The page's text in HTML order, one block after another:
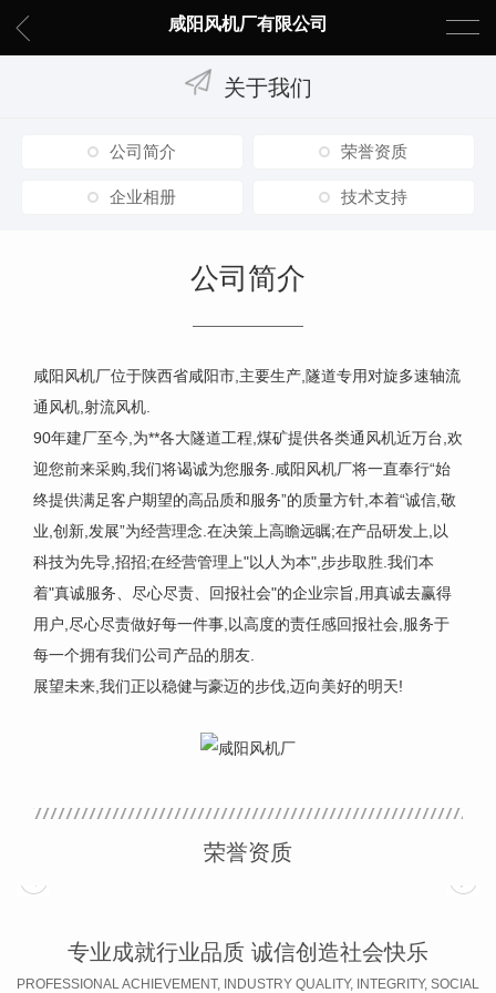
咸阳风机厂有限公司
关于我们
公司简介 荣誉资质
企业相册 技术支持
公司简介
咸阳风机厂位于陕西省咸阳市,主要生产,隧道专用对旋多速轴流
通风机,射流风机.
90年建厂至今,为**各大隧道工程,煤矿提供各类通风机近万台,欢
迎您前来采购,我们将谒诚为您服务.咸阳风机厂将一直奉行“始
终提供满足客户期望的高品质和服务”的质量方针,本着“诚信,敬
业,创新,发展”为经营理念.在决策上高瞻远瞩;在产品研发上,以
科技为先导,招招;在经营管理上"以人为本",步步取胜.我们本
着"真诚服务、尽心尽责、回报社会"的企业宗旨,用真诚去赢得
用户,尽心尽责做好每一件事,以高度的责任感回报社会,服务于
每一个拥有我们公司产品的朋友.
展望未来,我们正以稳健与豪迈的步伐,迈向美好的明天!
荣誉资质
专业成就行业品质 诚信创造社会快乐
PROFESSIONAL ACHIEVEMENT, INDUSTRY QUALITY, INTEGRITY, SOCIAL